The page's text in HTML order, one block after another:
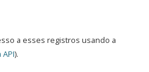
a esses registros usando a
).